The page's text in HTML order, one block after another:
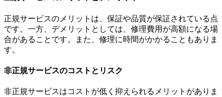
正規サービスのメリットは、保証や品質が保証されている点
です。一方、デメリットとしては、修理費用が高額になる場
合があることです。また、修理に時間がかかることもありま
す。
非正規サービスのコストとリスク
非正規サービスはコストが低く抑えられるメリットがありま